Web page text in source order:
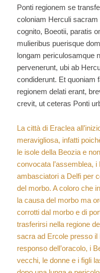
Ponti regionem se
coloniam Herculi
cognito, Boeotii, paratis
mulieribus puerisque
longam periculosamque
pervenerunt, ubi ab
condiderunt. Et quoniam
regionem delati erant,
crevit, ut ceteras Ponti
La città di Eraclea
meravigliosa, infatti
le isole della Beozia e
convocata l’assemblea,
ambasciatori a Delfi per
del morbo. A coloro che
la causa del morbo ma
corrotti dal morbo e di
trasferirsi nella regione
sacra ad Ercole presso
responso dell’oracolo, i
vecchi, le donne e i figli